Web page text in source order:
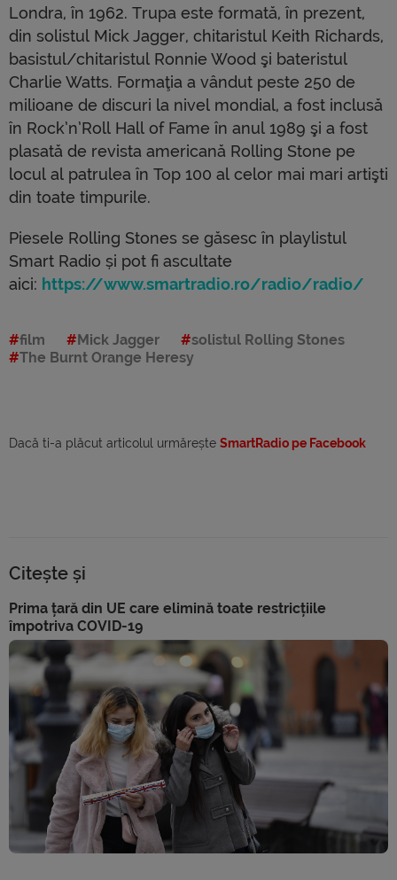
Londra, în 1962. Trupa este formată, în prezent,
din solistul Mick Jagger, chitaristul Keith Richards,
basistul/chitaristul Ronnie Wood şi bateristul
Charlie Watts. Formaţia a vândut peste 250 de
milioane de discuri la nivel mondial, a fost inclusă
în Rock’n’Roll Hall of Fame în anul 1989 şi a fost
plasată de revista americană Rolling Stone pe
locul al patrulea în Top 100 al celor mai mari artişti
din toate timpurile.
Piesele Rolling Stones se găsesc în playlistul
Smart Radio și pot fi ascultate
aici: https://www.smartradio.ro/radio/radio/
film Mick Jagger
solistul Rolling Stones
The Burnt Orange Heresy
Dacă ti-a plăcut articolul urmărește SmartRadio pe Facebook
Citește și
Prima țară din UE care elimină toate restricțiile
împotriva COVID-19